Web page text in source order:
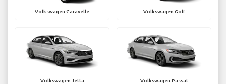
Volkswagen Caravelle Volkswagen Golf
Volkswagen Jetta Volkswagen Passat